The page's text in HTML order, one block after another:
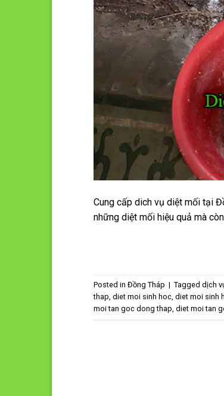
Cung cấp dich vụ diệt mối tại
những diệt mối hiệu quả mà
Posted in Đồng Tháp | Tagged dịch
thap, diet moi sinh hoc, diet moi sinh
moi tan goc dong thap, diet moi tan